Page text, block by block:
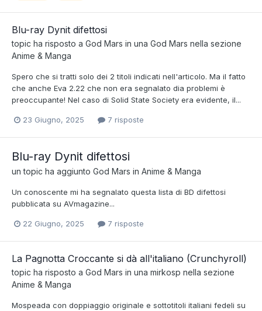
Blu-ray Dynit difettosi
topic ha risposto a God Mars in una God Mars nella sezione
Anime & Manga
Spero che si tratti solo dei 2 titoli indicati nell'articolo. Ma il fatto
che anche Eva 2.22 che non era segnalato dia problemi è
preoccupante! Nel caso di Solid State Society era evidente, il...
23 Giugno, 2025 7 risposte
Blu-ray Dynit difettosi
un topic ha aggiunto God Mars in Anime & Manga
Un conoscente mi ha segnalato questa lista di BD difettosi
pubblicata su AVmagazine...
22 Giugno, 2025 7 risposte
La Pagnotta Croccante si dà all'italiano (Crunchyroll)
topic ha risposto a God Mars in una mirkosp nella sezione
Anime & Manga
Mospeada con doppiaggio originale e sottotitoli italiani fedeli su